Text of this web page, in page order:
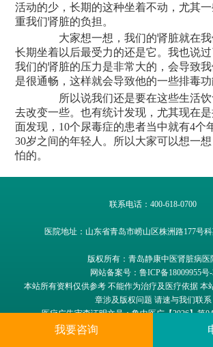
活动的少，长期的这种坐着不动，尤其
重我们肾脏的负担。
大家想一想，我们的肾脏就在我
长期坐着以后最受力的还是它。我也说
我们的肾脏的压力是非常大的，会导致
是很通畅，这样就会导致他的一些排毒功
所以说我们还是要在这些生活饮
去改变一些。也有统计发现，尤其现在
面发现，10个尿毒症的患者当中就有4个
30岁之间的年轻人。所以大家可以想一
怕的。
联系电话：400-618-0700
医院地址：山东省青岛市崂山区株洲路177号
版权所有：青岛静康中医肾脏病医
网站备案号：鲁ICP备18009955号
本站所有资料仅供参考 不能作为治疗及医疗依据 本
章涉及版权问题 请速与我们联系
医疗广告审查证明文号：鲁中医广【2026】第
我要咨询